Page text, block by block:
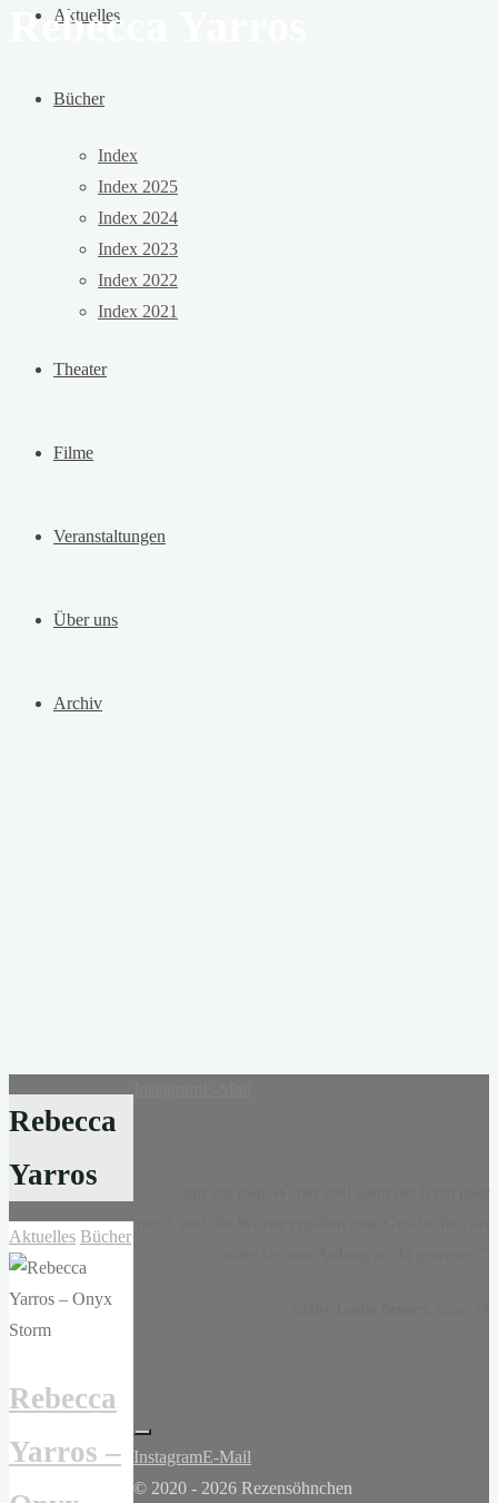
Aktuelles
Bücher
Index
Index 2025
Index 2024
Index 2023
Index 2022
Index 2021
Theater
Filme
Veranstaltungen
Über uns
Archiv
Rebecca Yarros
Rebecca
Yarros
Aktuelles Bücher
Rebecca
Yarros –
InstagramE-Mail
© 2020 - 2026 Rezensöhnchen